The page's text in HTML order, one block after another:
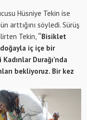
Hüsniye Tekin ise
arttığını söyledi. Sürüş
Tekin, “Bisiklet
doğayla iç içe bir
Durağı’nda
bekliyoruz. Bir kez